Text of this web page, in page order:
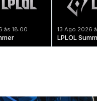
às 18:00 13 Ago 2026
LPLOL